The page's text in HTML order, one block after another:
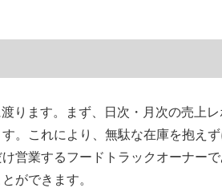
ります。まず、日次・月次の売上
。これにより、無駄な在庫を抱え
営業するフードトラックオーナー
ができます。